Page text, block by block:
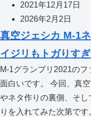
2021年12月17日
2026年2月2日
真空ジェシカ M-1
イジリもトガりす
M-1グランプリ2021の
面白いです。 今回、真
やネタ作りの裏側、そ
りを入れてみた次第です